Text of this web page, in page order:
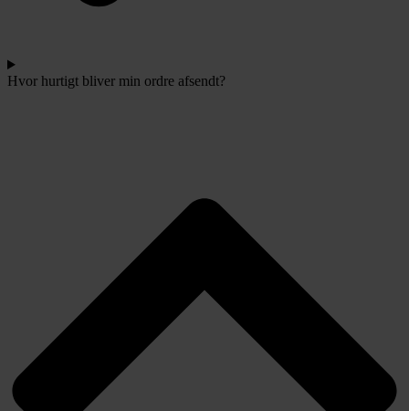
Hvor hurtigt bliver min ordre afsendt?